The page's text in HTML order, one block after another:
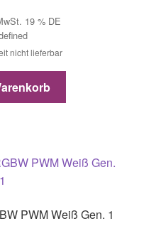
19 % DE
nicht lieferbar
PWM Weiß Gen. 1